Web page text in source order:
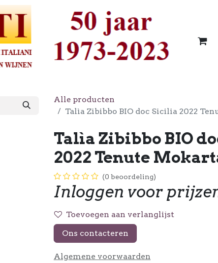
Alle producten
Talìa Zibibbo BIO doc Sicilia 2022
Talìa Zibibbo BIO
2022 Tenute
(0 beoordeling)
Inloggen voor
Toevoegen aan verlanglijst
Ons contacteren
Algemene voorwaarden